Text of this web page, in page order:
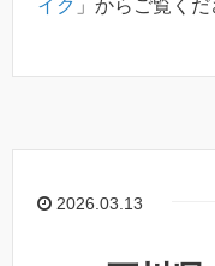
イク 」からご覧くだ
2026.03.13